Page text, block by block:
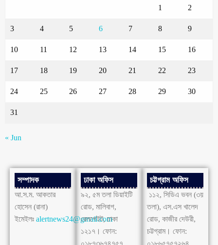
1 2
3 4 5 6 7 8 9
10 11 12 13 14 15 16
17 18 19 20 21 22 23
24 25 26 27 28 29 30
31
« Jun
সম্পাদক
আ.স.ম. আকতার
হোসেন (রানা)
ইমেইলঃ alertnews24@gmail.com
ঢাকা অফিস
৯২, ৫ম তলা ডিয়াইটি
রোড, মালিবাগ,
রেলগেইট, ঢাকা
১২১৭। ফোন:
০১৮৭৩৬৭৪৭৫৭
চট্টগ্রাম অফিস
১১২, সিডিএ ভবন (৩য়
তলা), এস.এস খালেদ
রোড, কাজীর দেউরী,
চট্টগ্রাম। ফোন:
০১৮৬৫৭৫৭২৬৪